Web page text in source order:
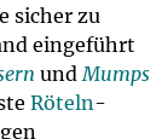
sicher zu
eingeführt
undMumps
Röteln-